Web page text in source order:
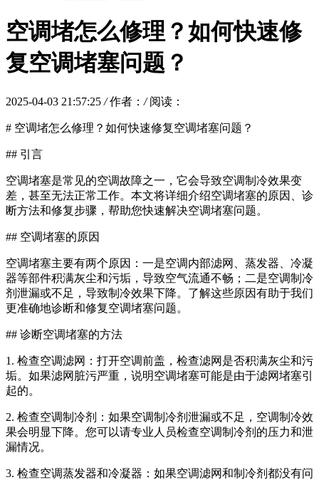
空调堵怎么修理？如何快速修
复空调堵塞问题？
2025-04-03 21:57:25 / 作者： / 阅读：
# 空调堵怎么修理？如何快速修复空调堵塞问题？
## 引言
空调堵塞是常见的空调故障之一，它会导致空调制冷效果变
差，甚至无法正常工作。本文将详细介绍空调堵塞的原因、诊
断方法和修复步骤，帮助您快速解决空调堵塞问题。
## 空调堵塞的原因
空调堵塞主要有两个原因：一是空调内部滤网、蒸发器、冷凝
器等部件积满灰尘和污垢，导致空气流通不畅；二是空调制冷
剂泄漏或不足，导致制冷效果下降。了解这些原因有助于我们
更准确地诊断和修复空调堵塞问题。
## 诊断空调堵塞的方法
1. 检查空调滤网：打开空调前盖，检查滤网是否积满灰尘和污
垢。如果滤网脏污严重，说明空调堵塞可能是由于滤网堵塞引
起的。
2. 检查空调制冷剂：如果空调制冷剂泄漏或不足，空调制冷效
果会明显下降。您可以请专业人员检查空调制冷剂的压力和泄
漏情况。
3. 检查空调蒸发器和冷凝器：如果空调滤网和制冷剂都没有问